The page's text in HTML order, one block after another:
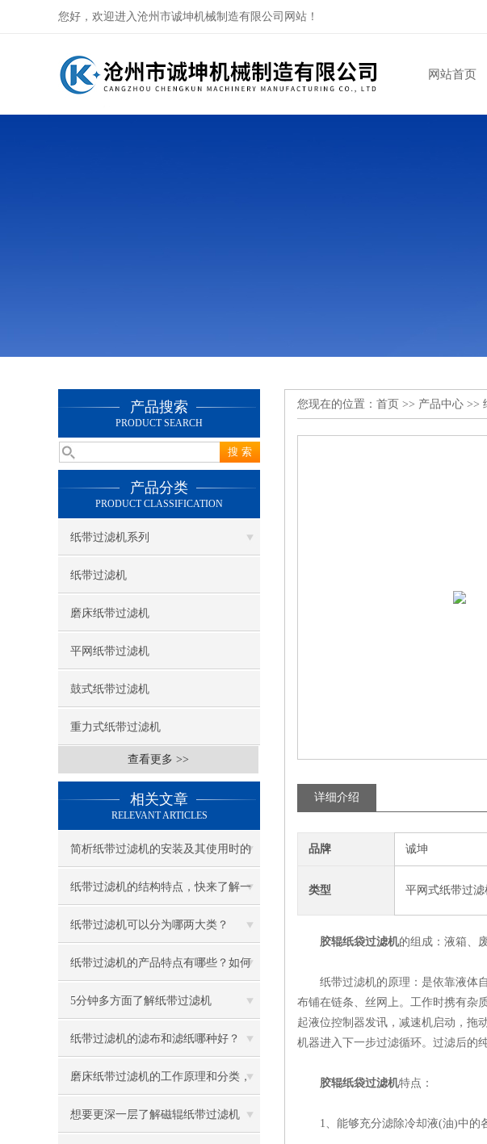
您好，欢迎进入沧州市诚坤机械制造有限公司网站！
网站首页
产品搜索
PRODUCT SEARCH
产品分类
PRODUCT CLASSIFICATION
纸带过滤机系列
纸带过滤机
磨床纸带过滤机
平网纸带过滤机
鼓式纸带过滤机
重力式纸带过滤机
查看更多 >>
相关文章
RELEVANT ARTICLES
简析纸带过滤机的安装及其使用时的
注意事项
纸带过滤机的结构特点，快来了解一
下吧！
纸带过滤机可以分为哪两大类？
纸带过滤机的产品特点有哪些？如何
进行日常维护？
5分钟多方面了解纸带过滤机
纸带过滤机的滤布和滤纸哪种好？
磨床纸带过滤机的工作原理和分类，
真的很全！
想要更深一层了解磁辊纸带过滤机
您现在的位置： 首页 >> 产品中心 >>
详细介绍
品牌 诚坤
类型 平网式纸带过滤
胶辊纸袋过滤机的组成：液箱、
纸带过滤机的原理：是依靠液体自
布铺在链条、丝网上。工作时携有杂
起液位控制器发讯，减速机启动，拖
机器进入下一步过滤循环。过滤后的
胶辊纸袋过滤机特点：
1、能够充分滤除冷却液(油)中的各